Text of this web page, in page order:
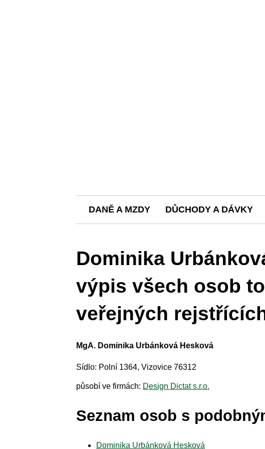
DANĚ A MZDY DŮCHODY A DÁVKY
Dominika
výpis všech osob
veřejných
MgA. Dominika Urbánková Hesková
Sídlo: Polní 1364, Vizovice 76312
působí ve firmách: Design Dictat s.r.o.
Seznam osob s
Dominika Urbánková Hesková